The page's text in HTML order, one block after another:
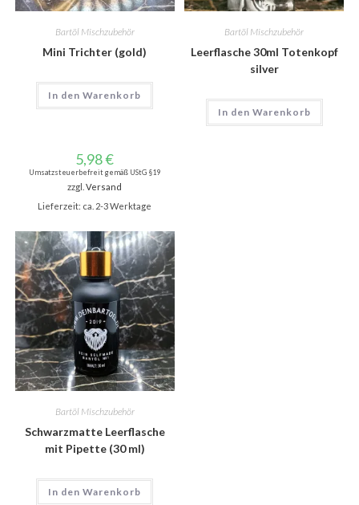
Bartöl Mischzubehör
Mini Trichter (gold)
In den Warenkorb
Bartöl Mischzubehör
Leerflasche 30ml Totenkopf
silver
In den Warenkorb
5,98€
Umsatzsteuerbefreit gemäß UStG §19
zzgl.Versand
Lieferzeit: ca. 2-3 Werktage
Bartöl Mischzubehör
Schwarzmatte Leerflasche
mit Pipette (30 ml)
In den Warenkorb